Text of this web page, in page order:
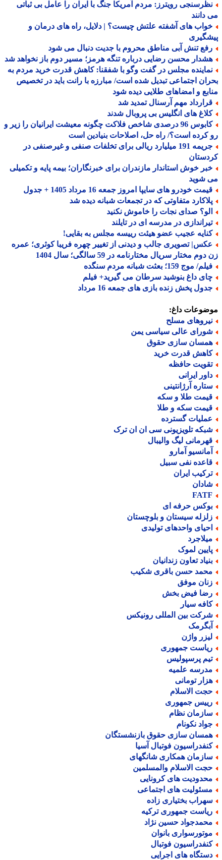
رویترز: مردم آمریکا جنگ با ایران را عامل بی ثباتی
های آشفته علتش چیست؟ | دلایل، راه های درمان و
تنش آبی مناطق محروم با جدیت دنبال می شود
محسن رضایی درباره تنگه هرمز؛ مسیر دوم باز نخواهد شد
مجلس در گفت وگو با شفقنا: کاهش قدرت خرید مردم به
اجتماعی تبدیل شده است/ مبارزه با رانت باید در تخصیص
و امضاهای طلایی دیده شود
مهم آرسنال تمدید شد
های انگلیس بی پروبال شدند
کابوس 96 درصدی شاخص فلاکت چگونه معیشت ایرانیان را زیر و
کرده است؟/ راه حل، اصلاحات بنیادین است
جریمه 191 میلیارد ریالی برای تخلفات صنفی و غیرصنفی در
خوش استاندار مازندران برای خبرنگاران؛ بیمه پایه و تکمیلی
شوید
خودرو های سایپا امروز جمعه 16 مرداد 1405 + جدول
متفاوتی که در تجمعات شبانه دیده شد
صدای نجات را خاموش نکنید
در مدرسه ای در تایلند
عجیب عضو هیئت رییسه مجلس به بقایی!
تصویری جالب و دیدنی از تغییر چهره فریبا کوثری؛ عمره
مختار سریال مختارنامه در 59 سالگی؛ سال 1404
موج 159؛ بعثت شبانه مردم سنگده
داغ بنوشید سرطان می گیرید+ فیلم
پخش زنده بازی های جمعه 16 مرداد
داغ:
مسلح
عالی سیاسی یمن
سازی حقوق
قدرت خرید
حافظه
ایرانی
آرژانتینی
طلا و سکه
سکه و طلا
گسترده
تلویزیونی سی ان ان ترک
لیگ والیبال
آمارو
نفی سبیل
ایران
حرفه ای
سیستان و بلوچستان
واحدهای تولیدی
لموک
تعاون زندانیان
حسن باقری شکیب
موفق
فیض بخش
سیار
بین المللی رونیکس
واژن
جمهوری
پرسپولیس
علمیه
تومانی
الاسلام
جمهوری
نظام
نکونام
سازی حقوق بازنشستگان
فوتبال آسیا
همکاری شانگهای
الاسلام والمسلمین
های کرونایی
های اجتماعی
بختیاری زاده
جمهوری ترکیه
حسین نژاد
بانوان
فوتبال
های اجرایی